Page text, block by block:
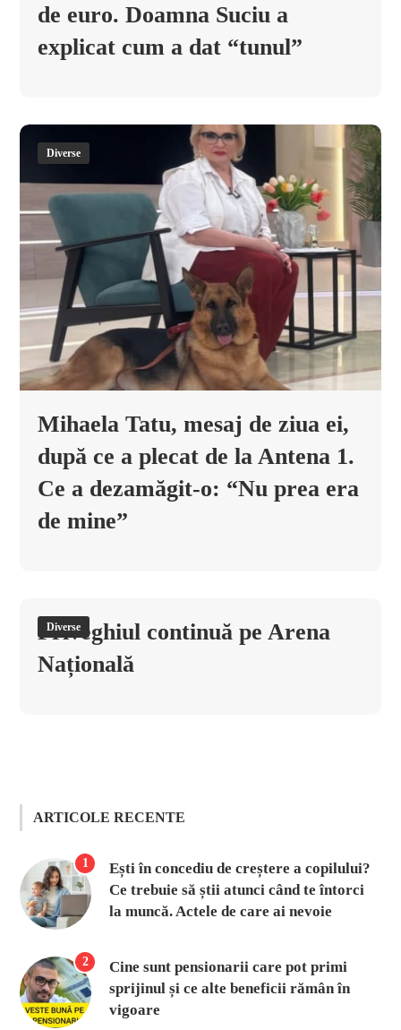
de euro. Doamna Suciu a
explicat cum a dat “tunul”
Diverse
Mihaela Tatu, mesaj de ziua ei,
după ce a plecat de la Antena 1.
Ce a dezamăgit-o: “Nu prea era
de mine”
Diverse
Priveghiul continuă pe Arena
Națională
ARTICOLE RECENTE
1
Ești în concediu de creștere a copilului?
Ce trebuie să știi atunci când te întorci
la muncă. Actele de care ai nevoie
2
Cine sunt pensionarii care pot primi
sprijinul și ce alte beneficii rămân în
vigoare